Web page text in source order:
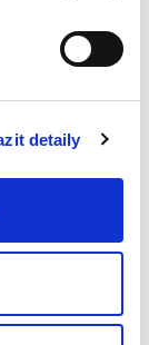
detaily
(EU)